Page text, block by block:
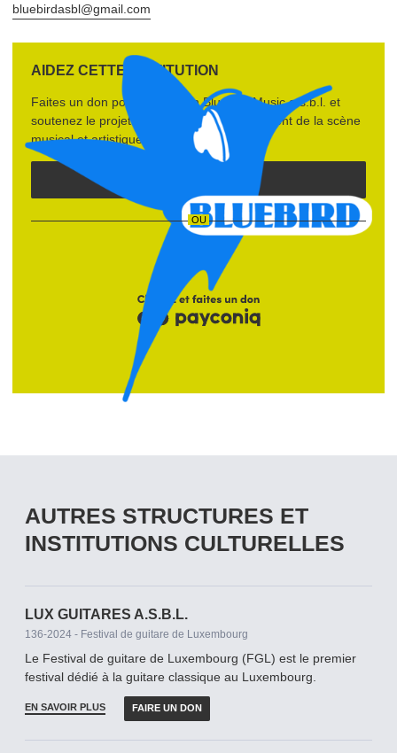
bluebirdasbl@​gmail.​com
AIDEZ CETTE INSTITUTION
Faites un don pour l’institutionBluebird Music a.s.b.l. et
soutenez le projet
087‑2020 — Enrichisse­ment de la scène
musical et artistique au Luxembourg
OU
AUTRES STRUCTURES ET
INSTITUTIONS CULTURELLES
LUX GUITARES A.S.B.L.
136-2024 - Festival de guitare de Luxembourg
Le Festival de guitare de Luxembourg (FGL) est le premier
festival dédié à la guitare classique au Luxembourg.
EN SAVOIR PLUS FAIRE UN DON